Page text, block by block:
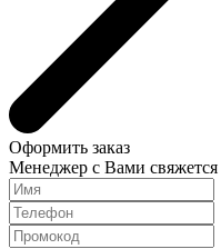
Оформить заказ
Менеджер с Вами